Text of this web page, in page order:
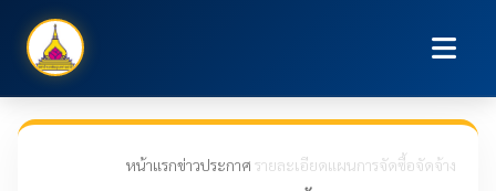
หน้าแรกข่าวประกาศ รายละเอียดแผนการจัดซื้อจัดจ้าง